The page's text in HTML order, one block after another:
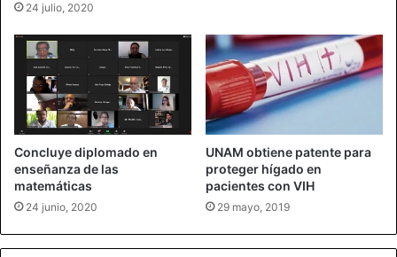
24 julio, 2020
Concluye diplomado en
enseñanza de las
matemáticas
24 junio, 2020
UNAM obtiene patente para
proteger hígado en
pacientes con VIH
29 mayo, 2019